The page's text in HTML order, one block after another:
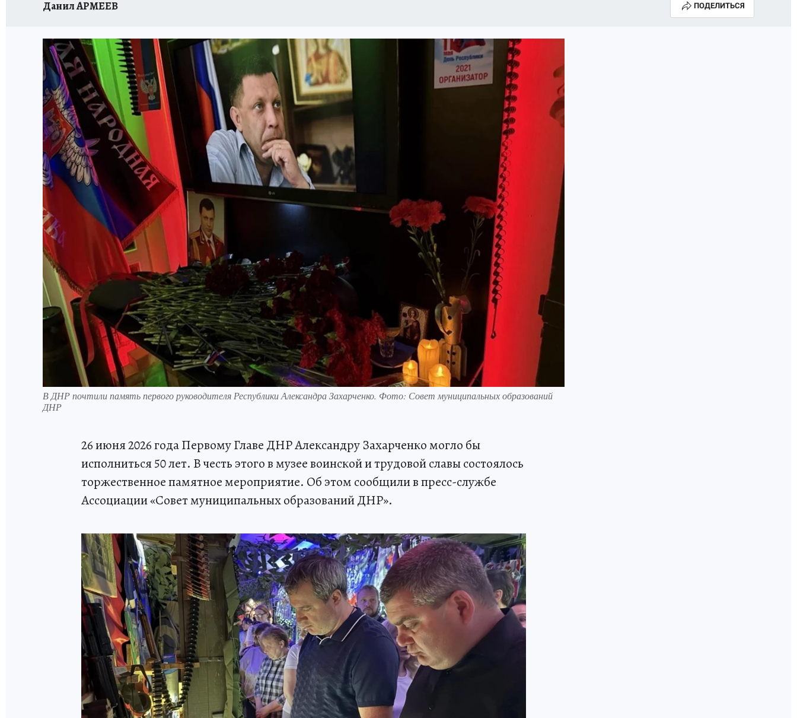
Данил АРМЕЕВ ПОДЕЛИТЬСЯ
В ДНР почтили память первого руководителя Республики Александра Захарченко. Фото: Совет муниципальных образований
ДНР
26 июня 2026 года Первому Главе ДНР Александру Захарченко могло бы
исполниться 50 лет. В честь этого в музее воинской и трудовой славы состоялось
торжественное памятное мероприятие. Об этом сообщили в пресс-службе
Ассоциации «Совет муниципальных образований ДНР».